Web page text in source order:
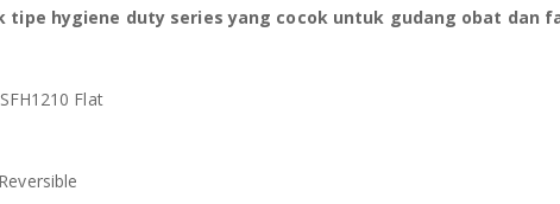
tipe hygiene duty series yang cocok untuk gudang obat dan
Flat